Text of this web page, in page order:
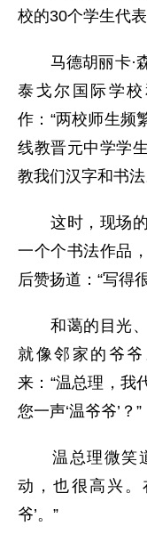
校的30个学生代
马德胡丽卡·森
泰戈尔国际学
作：“两校师生频
线教晋元中学学
教我们汉字和书法
这时，现场的
一个个书法作品
后赞扬道：“写得
和蔼的目光、
就像邻家的爷
来：“温总理，我
您一声‘温爷爷’？”
温总理微笑道
动，也很高兴。
爷’。”